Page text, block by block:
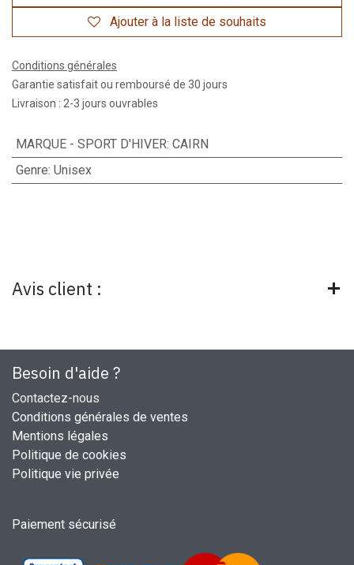
Ajouter à la liste de souhaits
Conditions générales
Garantie satisfait ou remboursé de 30 jours
Livraison : 2-3 jours ouvrables
MARQUE - SPORT D'HIVER: CAIRN
Genre: Unisex
Avis client :
Besoin d'aide ?
Contactez-nous
Conditions générales de ventes
Mentions légales
Politique de cookies
Politique vie privée
Paiement sécurisé